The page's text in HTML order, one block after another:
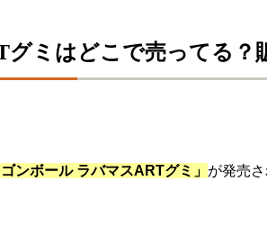
グミはどこで売ってる？
ゴンボール ラバマスARTグミ」 が発売さ